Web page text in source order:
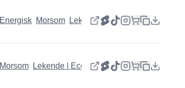
Energisk Morsom Lekende | Eccentrisk | Glad
Morsom Lekende | Eccentrisk | Glad